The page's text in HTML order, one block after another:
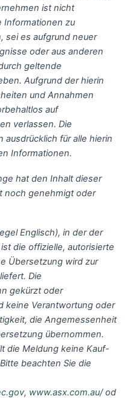
ist nicht
Informationen zu
sei es aufgrund neuer
oder aus anderen
geltende
Aufgrund der hierin
und Annahmen
auf
verlassen. Die
für alle hierin
Informationen.
hat den Inhalt dieser
noch genehmigt oder
Englisch), in der der
die offizielle, autorisierte
Übersetzung wird zur
Die
gekürzt oder
keine Verantwortung oder
die Angemessenheit
übernommen.
die Meldung keine Kauf-
beachten Sie die
, www.asx.com.au/od